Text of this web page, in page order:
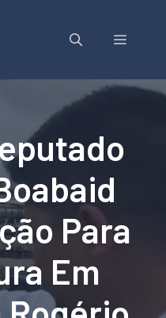
Menu
Para
Em